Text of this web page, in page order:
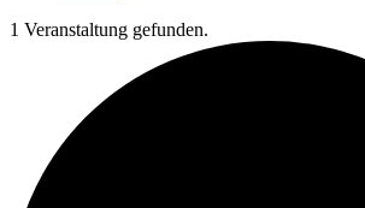
1 Veranstaltung gefunden.